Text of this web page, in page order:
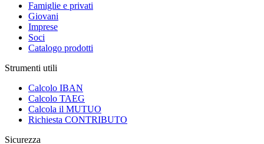
Famiglie e privati
Giovani
Imprese
Soci
Catalogo prodotti
Strumenti utili
Calcolo IBAN
Calcolo TAEG
Calcola il MUTUO
Richiesta CONTRIBUTO
Sicurezza